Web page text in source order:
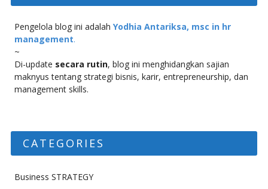
Pengelola blog ini adalah Yodhia Antariksa, msc in hr
management.
~
Di-update secara rutin, blog ini menghidangkan sajian
maknyus tentang strategi bisnis, karir, entrepreneurship, dan
management skills.
CATEGORIES
Business STRATEGY